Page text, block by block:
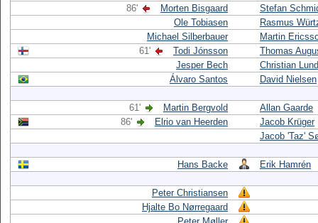
86'
Morten Bisgaard
Stefan
Ole Tobiasen
Rasmus
Michael Silberbauer
Martin
61'
Todi Jónsson
Thomas
Jesper Bech
Christian
Álvaro Santos
David Nielsen
61' Martin Bergvold
Allan Gaarde
86'
Elrio van Heerden
Jacob Krüger
Jacob 'Taz'
Hans Backe Erik Hamrén
Peter Christiansen
Hjalte Bo Nørregaard